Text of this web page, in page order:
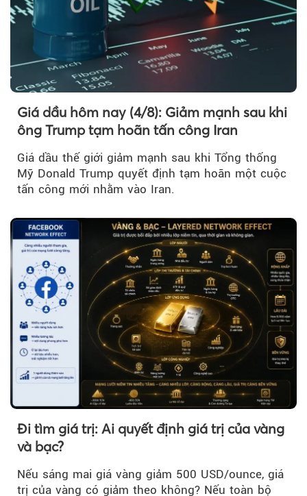
Giá dầu hôm nay (4/8): Giảm mạnh sau khi
ông Trump tạm hoãn tấn công Iran
Giá dầu thế giới giảm mạnh sau khi Tổng thống
Mỹ Donald Trump quyết định tạm hoãn một cuộc
tấn công mới nhằm vào Iran.
Đi tìm giá trị: Ai quyết định giá trị của vàng
và bạc?
Nếu sáng mai giá vàng giảm 500 USD/ounce, giá
trị của vàng có giảm theo không? Nếu toàn bộ